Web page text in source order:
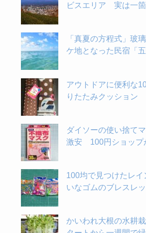
ビスエリア 実は一箇
「真夏の方程式」玻
ケ地となった民宿「五
アウトドアに便利な
りたたみクッション
ダイソーの使い捨て
激安 100円ショップ
100均で見つけたレイ
いなゴムのブレスレ
かいわれ大根の水耕